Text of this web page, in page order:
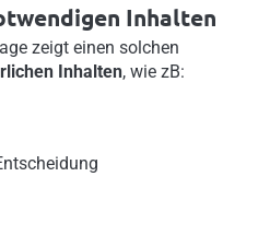
Inhalten
zeigt einen solchen
Inhalten, wie zB: